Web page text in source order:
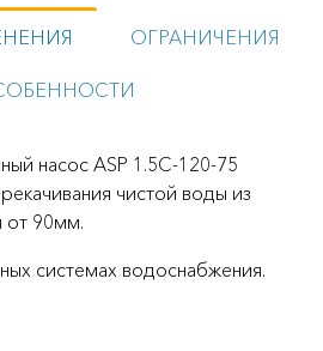
ОГРАНИЧЕНИЯ
насос ASP 1.5С-120-75
чистой воды из
от 90мм.
системах водоснабжения.